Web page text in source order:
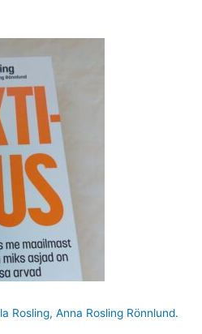
Rosling, Anna Rosling Rönnlund.